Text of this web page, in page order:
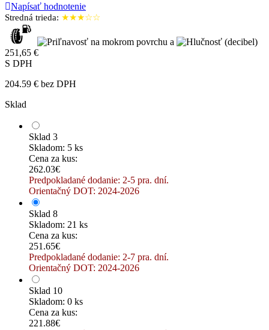
Napísať hodnotenie
Stredná trieda: ★★★☆☆
251,65 €
S DPH
204.59 € bez DPH
Sklad
Sklad 3
Skladom: 5 ks
Cena za kus:
262.03€
Predpokladané dodanie: 2-5 pra. dní.
Orientačný DOT: 2024-2026
Sklad 8
Skladom: 21 ks
Cena za kus:
251.65€
Predpokladané dodanie: 2-7 pra. dní.
Orientačný DOT: 2024-2026
Sklad 10
Skladom: 0 ks
Cena za kus:
221.88€